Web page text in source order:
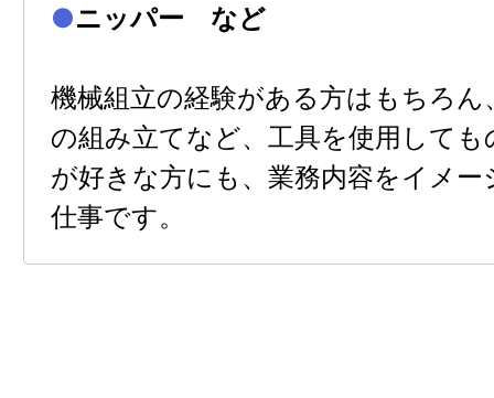
●ニッパー など
機械組⽴の経験がある⽅はもちろん
の組み⽴てなど、⼯具を使⽤して
が好きな⽅にも、業務内容をイメ
仕事です。